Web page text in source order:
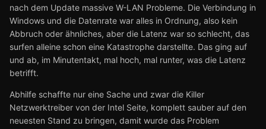
nach dem Update massive W-LAN Probleme. Die Verbindung in
Windows und die Datenrate war alles in Ordnung, also kein
Abbruch oder ähnliches, aber die Latenz war so schlecht, das
surfen alleine schon eine Katastrophe darstellte. Das ging auf
und ab, im Minutentakt, mal hoch, mal runter, was die Latenz
betrifft.
Abhilfe schaffte nur eine Sache und zwar die Killer
Netzwerktreiber von der Intel Seite, komplett sauber auf den
neuesten Stand zu bringen, damit wurde das Problem